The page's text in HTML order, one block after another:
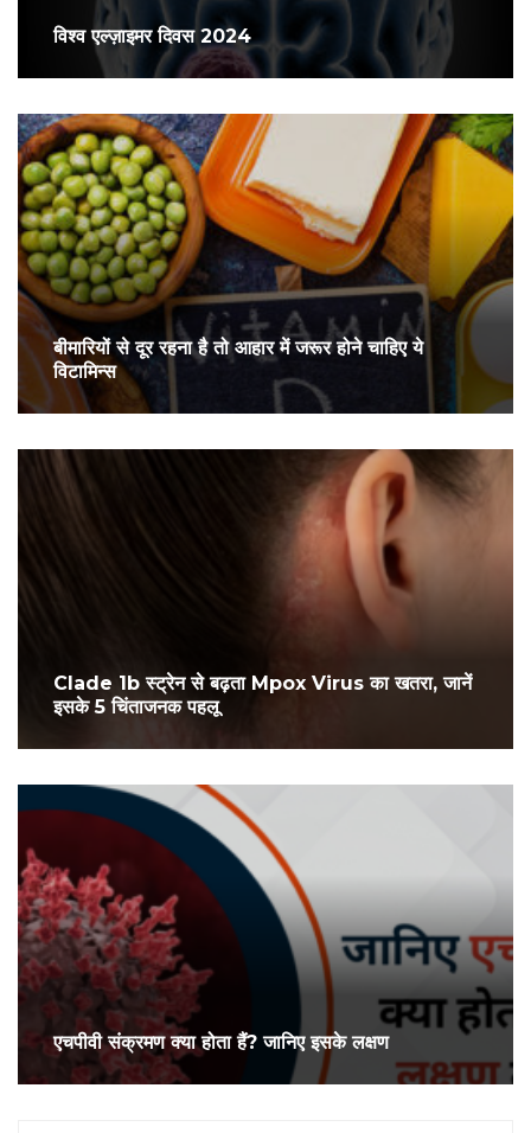
विश्व एल्ज़ाइमर दिवस 2024
बीमारियों से दूर रहना है तो आहार में जरूर होने चाहिए ये
विटामिन्स
Clade 1b स्ट्रेन से बढ़ता Mpox Virus का खतरा, जानें
इसके 5 चिंताजनक पहलू
एचपीवी संक्रमण क्या होता हैं? जानिए इसके लक्षण